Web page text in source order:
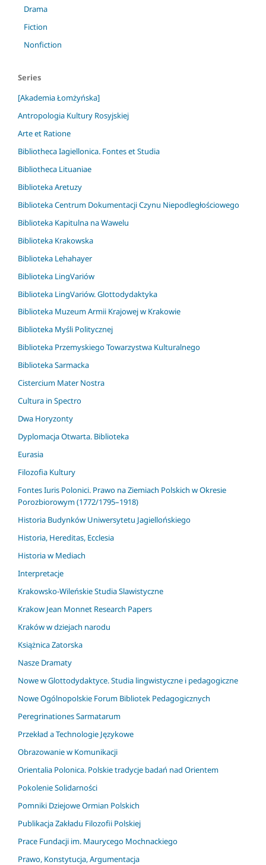
Drama
Fiction
Nonfiction
Series
[Akademia Łomżyńska]
Antropologia Kultury Rosyjskiej
Arte et Ratione
Bibliotheca Iagiellonica. Fontes et Studia
Bibliotheca Lituaniae
Biblioteka Aretuzy
Biblioteka Centrum Dokumentacji Czynu Niepodległościowego
Biblioteka Kapitulna na Wawelu
Biblioteka Krakowska
Biblioteka Lehahayer
Biblioteka LingVariów
Biblioteka LingVariów. Glottodydaktyka
Biblioteka Muzeum Armii Krajowej w Krakowie
Biblioteka Myśli Politycznej
Biblioteka Przemyskiego Towarzystwa Kulturalnego
Biblioteka Sarmacka
Cistercium Mater Nostra
Cultura in Spectro
Dwa Horyzonty
Dyplomacja Otwarta. Biblioteka
Eurasia
Filozofia Kultury
Fontes Iuris Polonici. Prawo na Ziemiach Polskich w Okresie
Porozbiorowym (1772/1795–1918)
Historia Budynków Uniwersytetu Jagiellońskiego
Historia, Hereditas, Ecclesia
Historia w Mediach
Interpretacje
Krakowsko-Wileńskie Studia Slawistyczne
Krakow Jean Monnet Research Papers
Kraków w dziejach narodu
Książnica Zatorska
Nasze Dramaty
Nowe w Glottodydaktyce. Studia lingwistyczne i pedagogiczne
Nowe Ogólnopolskie Forum Bibliotek Pedagogicznych
Peregrinationes Sarmatarum
Przekład a Technologie Językowe
Obrazowanie w Komunikacji
Orientalia Polonica. Polskie tradycje badań nad Orientem
Pokolenie Solidarności
Pomniki Dziejowe Ormian Polskich
Publikacja Zakładu Filozofii Polskiej
Prace Fundacji im. Maurycego Mochnackiego
Prawo, Konstytucja, Argumentacja